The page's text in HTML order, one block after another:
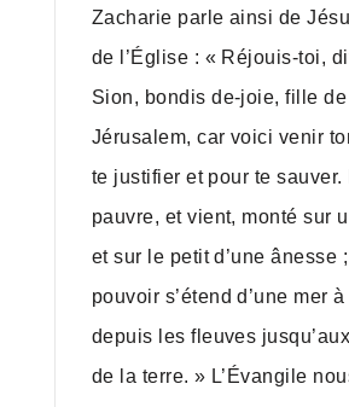
Zacharie parle ainsi de
de l’Église : « Réjouis-toi,
Sion, bondis de-joie, fille de
Jérusalem, car voici venir
te justifier et pour te sauver.
pauvre, et vient, monté sur
et sur le petit d’une ânesse
pouvoir s’étend d’une mer
depuis les fleuves
de la terre. » L’Évangile